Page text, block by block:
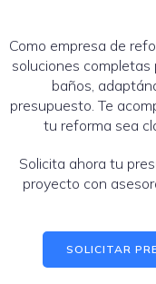
Como empresa de
soluciones completas
baños,
presupuesto. Te
tu reforma sea
Solicita ahora tu
proyecto con
SOLICITAR